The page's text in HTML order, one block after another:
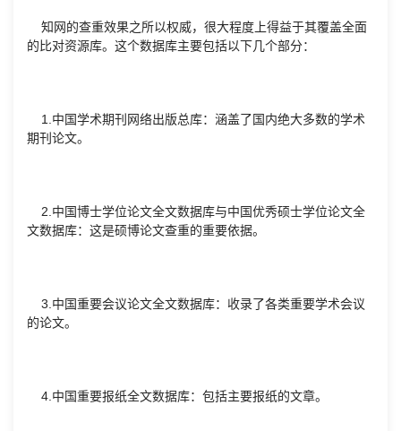
知网的查重效果之所以权威，很大程度上得益于其覆盖全面
的比对资源库。这个数据库主要包括以下几个部分：
1.中国学术期刊网络出版总库：涵盖了国内绝大多数的学术
期刊论文。
2.中国博士学位论文全文数据库与中国优秀硕士学位论文全
文数据库：这是硕博论文查重的重要依据。
3.中国重要会议论文全文数据库：收录了各类重要学术会议
的论文。
4.中国重要报纸全文数据库：包括主要报纸的文章。